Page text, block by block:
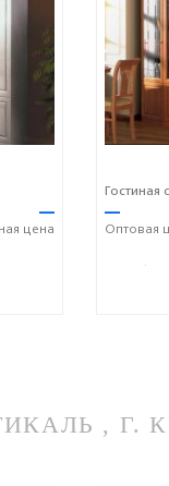
—
цена
33-84
—
Оптовая
+7
, Г.